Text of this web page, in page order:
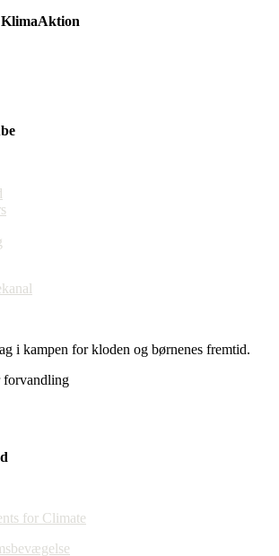
i kampen for kloden og børnenes fremtid.
forvandling
for Climate